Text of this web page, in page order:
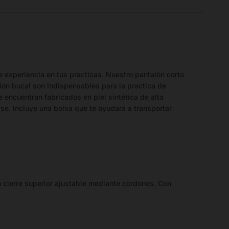
en tus practicas. Nuestro pantalón corto
bucal son indispensables para la practica de
fabricados en piel sintética de alta
Incluye una bolsa que te ayudará a transportar
superior ajustable mediante cordones. Con